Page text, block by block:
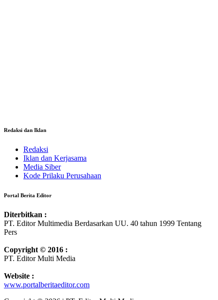
Redaksi dan Iklan
Redaksi
Iklan dan Kerjasama
Media Siber
Kode Prilaku Perusahaan
Portal Berita Editor
Diterbitkan :
PT. Editor Multimedia Berdasarkan UU. 40 tahun 1999 Tentang
Pers
Copyright © 2016 :
PT. Editor Multi Media
Website :
www.portalberitaeditor.com